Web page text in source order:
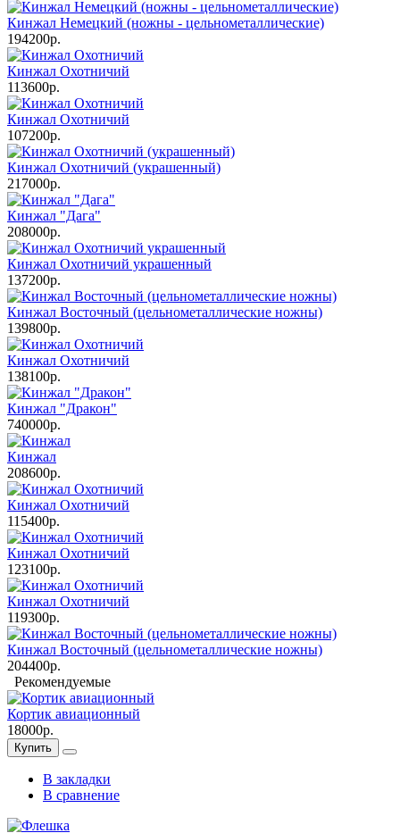
Кинжал Немецкий (ножны - цельнометаллические)
194200р.
Кинжал Охотничий
113600р.
Кинжал Охотничий
107200р.
Кинжал Охотничий (украшенный)
217000р.
Кинжал "Дага"
208000р.
Кинжал Охотничий украшенный
137200р.
Кинжал Восточный (цельнометаллические ножны)
139800р.
Кинжал Охотничий
138100р.
Кинжал "Дракон"
740000р.
Кинжал
208600р.
Кинжал Охотничий
115400р.
Кинжал Охотничий
123100р.
Кинжал Охотничий
119300р.
Кинжал Восточный (цельнометаллические ножны)
204400р.
Рекомендуемые
Кортик авиационный
18000р.
Купить
В закладки
В сравнение